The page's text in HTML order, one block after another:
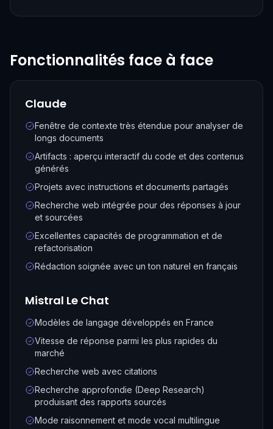
Fonctionnalités face à face
Claude
Fenêtre de contexte très étendue pour analyser de
longs documents
Artifacts : aperçu interactif du code et des contenus
générés
Projets avec instructions et documents partagés
Recherche web intégrée pour des réponses à jour
et sourcées
Excellentes capacités de programmation et de
refactorisation
Rédaction soignée avec un ton naturel en français
Mistral Le Chat
Modèles de langage développés en France
Vitesse de réponse parmi les plus rapides du
marché
Recherche web avec citations
Recherche approfondie (Deep Research)
produisant des rapports sourcés
Mode raisonnement et mode vocal multilingue